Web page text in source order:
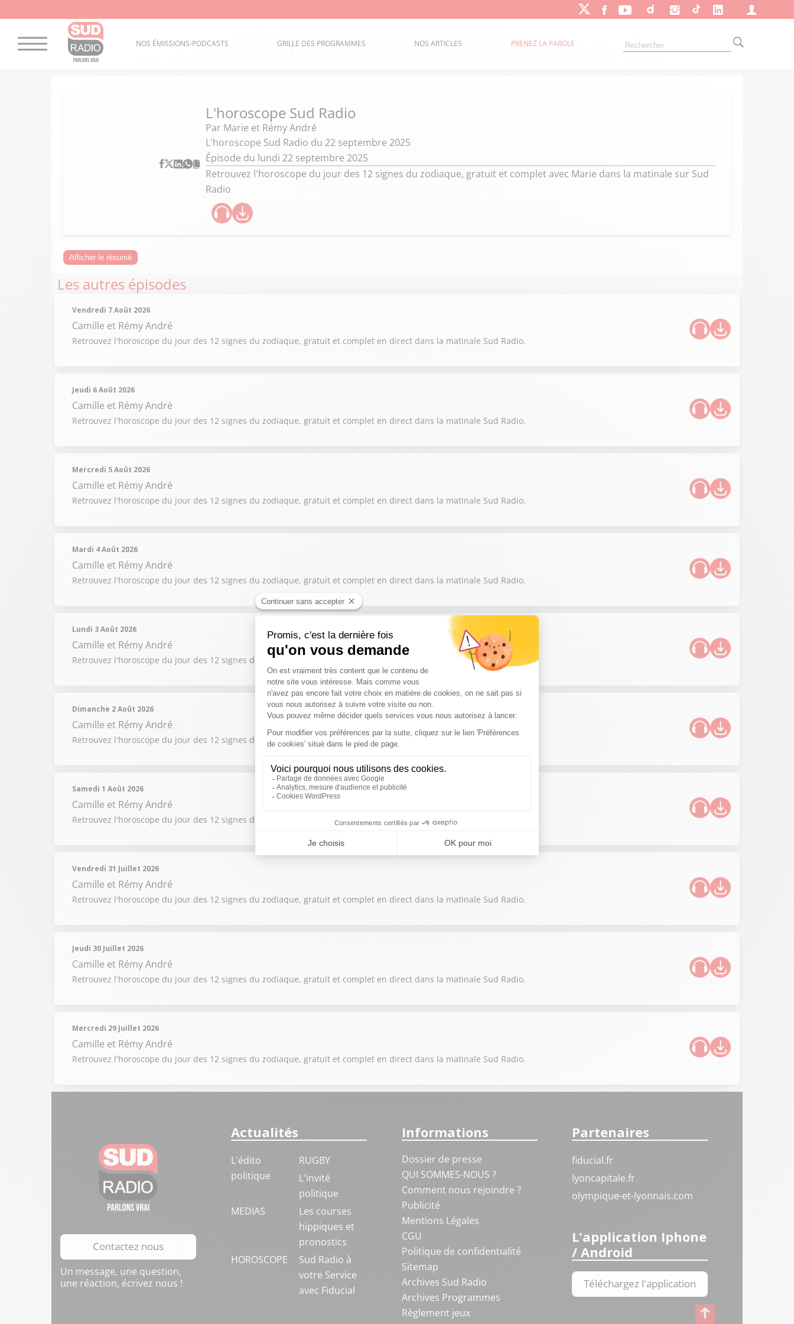
NOS ÉMISSIONS-PODCASTS GRILLE DES PROGRAMMES NOS ARTICLES PRENEZ LA PAROLE
L'horoscope Sud Radio
Par Marie et Rémy André
L'horoscope Sud Radio du 22 septembre 2025
Épisode du lundi 22 septembre 2025
Retrouvez l'horoscope du jour des 12 signes du zodiaque, gratuit et complet avec Marie dans la matinale sur Sud
Radio
Afficher le résumé
Les autres épisodes
Vendredi 7 Août 2026
Camille et Rémy André
Retrouvez l'horoscope du jour des 12 signes du zodiaque, gratuit et complet en direct dans la matinale Sud Radio.
Jeudi 6 Août 2026
Camille et Rémy André
Retrouvez l'horoscope du jour des 12 signes du zodiaque, gratuit et complet en direct dans la matinale Sud Radio.
Mercredi 5 Août 2026
Camille et Rémy André
Retrouvez l'horoscope du jour des 12 signes du zodiaque, gratuit et complet en direct dans la matinale Sud Radio.
Mardi 4 Août 2026
Camille et Rémy André
Retrouvez l'horoscope du jour des 12 signes du zodiaque, gratuit et complet en direct dans la matinale Sud Radio.
Lundi 3 Août 2026
Camille et Rémy André
Retrouvez l'horoscope du jour des 12 signes du zodiaque, gratuit et complet en direct dans la matinale Sud Radio.
Dimanche 2 Août 2026
Camille et Rémy André
Retrouvez l'horoscope du jour des 12 signes du zodiaque, gratuit et complet en direct dans la matinale Sud Radio.
Samedi 1 Août 2026
Camille et Rémy André
Retrouvez l'horoscope du jour des 12 signes du zodiaque, gratuit et complet en direct dans la matinale Sud Radio.
Vendredi 31 Juillet 2026
Camille et Rémy André
Retrouvez l'horoscope du jour des 12 signes du zodiaque, gratuit et complet en direct dans la matinale Sud Radio.
Jeudi 30 Juillet 2026
Camille et Rémy André
Retrouvez l'horoscope du jour des 12 signes du zodiaque, gratuit et complet en direct dans la matinale Sud Radio.
Mercredi 29 Juillet 2026
Camille et Rémy André
Retrouvez l'horoscope du jour des 12 signes du zodiaque, gratuit et complet en direct dans la matinale Sud Radio.
Contactez nous
Un message, une question,
une réaction, écrivez nous !
Actualités
L'édito
politique
RUGBY
L'invité
politique
MEDIAS
Les courses
hippiques et
pronostics
HOROSCOPE
Sud Radio à
votre Service
avec Fiducial
Informations
Dossier de presse
QUI SOMMES-NOUS ?
Comment nous rejoindre ?
Publicité
Mentions Légales
CGU
Politique de confidentialité
Sitemap
Archives Sud Radio
Archives Programmes
Règlement jeux
Partenaires
fiducial.fr
lyoncapitale.fr
olympique-et-lyonnais.com
L'application Iphone
/ Android
Téléchargez l'application